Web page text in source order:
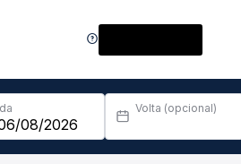
Volta (opcional)